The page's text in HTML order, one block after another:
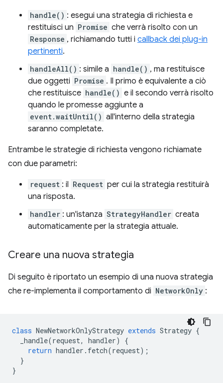
handle() : esegui una strategia di richiesta e
restituisci un Promise che verrà risolto con un
Response , richiamando tutti i callback dei plug-in
pertinenti.
handleAll() : simile a handle() , ma restituisce
due oggetti Promise . Il primo è equivalente a ciò
che restituisce handle() e il secondo verrà risolto
quando le promesse aggiunte a
event.waitUntil() all'interno della strategia
saranno completate.
Entrambe le strategie di richiesta vengono richiamate
con due parametri:
request : il Request per cui la strategia restituirà
una risposta.
handler : un'istanza StrategyHandler creata
automaticamente per la strategia attuale.
Creare una nuova strategia
Di seguito è riportato un esempio di una nuova strategia
che re-implementa il comportamento di NetworkOnly :
class NewNetworkOnlyStrategy extends Strategy {
_handle(request, handler)
{
return handler . fetch(request);
}
}